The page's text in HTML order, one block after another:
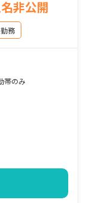
非公開
務
帯のみ